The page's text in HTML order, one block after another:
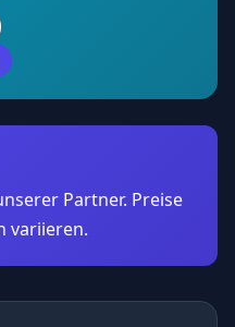
Partner. Preise
variieren.